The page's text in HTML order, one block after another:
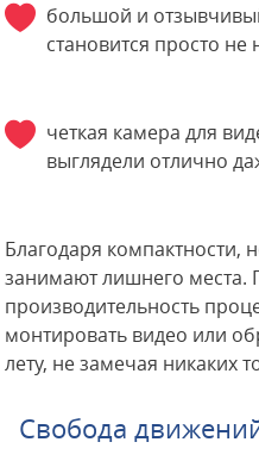
большой и
становится просто не
четкая камера для
выглядели отлично
Благодаря компактности,
занимают лишнего места.
производительность
монтировать видео или
лету, не замечая никаких
Свобода